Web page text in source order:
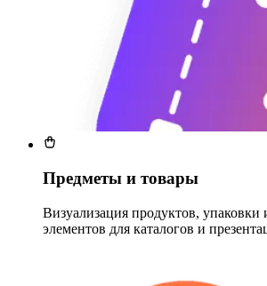
Предметы и товары
Визуализация продуктов,
элементов для каталогов и